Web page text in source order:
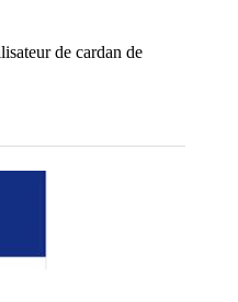
de cardan de